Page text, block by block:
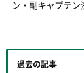
ン・副キャプテン
過去の記事